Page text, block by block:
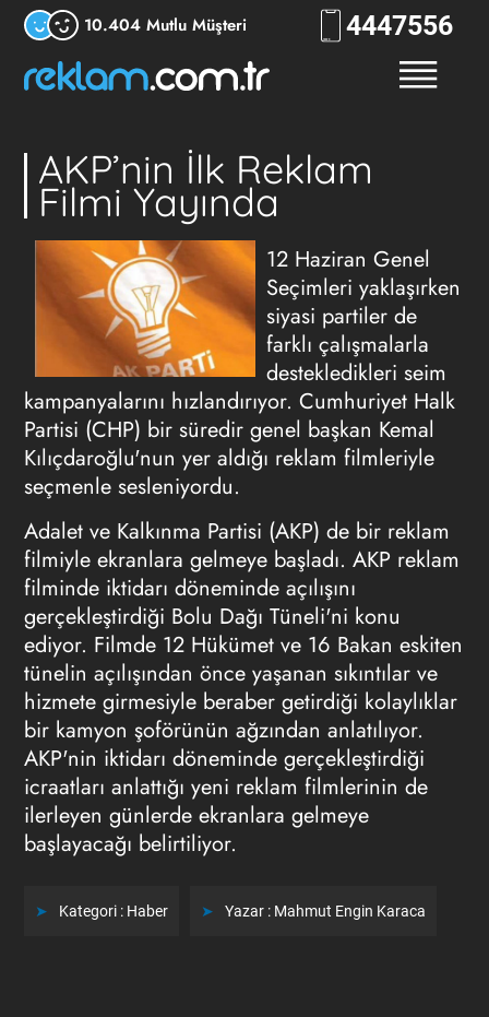
10.404 Mutlu Müşteri 4447556
AKP’nin İlk Reklam
Filmi Yayında
12 Haziran Genel
Seçimleri yaklaşırken
siyasi partiler de
farklı çalışmalarla
destekledikleri seim
kampanyalarını hızlandırıyor. Cumhuriyet Halk
Partisi (CHP) bir süredir genel başkan Kemal
Kılıçdaroğlu'nun yer aldığı reklam filmleriyle
seçmenle sesleniyordu.
Adalet ve Kalkınma Partisi (AKP) de bir reklam
filmiyle ekranlara gelmeye başladı. AKP reklam
filminde iktidarı döneminde açılışını
gerçekleştirdiği Bolu Dağı Tüneli'ni konu
ediyor. Filmde 12 Hükümet ve 16 Bakan eskiten
tünelin açılışından önce yaşanan sıkıntılar ve
hizmete girmesiyle beraber getirdiği kolaylıklar
bir kamyon şoförünün ağzından anlatılıyor.
AKP'nin iktidarı döneminde gerçekleştirdiği
icraatları anlattığı yeni reklam filmlerinin de
ilerleyen günlerde ekranlara gelmeye
başlayacağı belirtiliyor.
Kategori : Haber Yazar : Mahmut Engin Karaca